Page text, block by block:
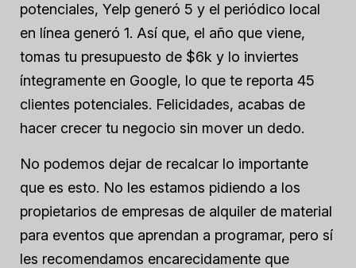
potenciales, Yelp generó 5 y el periódico local
en línea generó 1. Así que, el año que viene,
tomas tu presupuesto de $6k y lo inviertes
íntegramente en Google, lo que te reporta 45
clientes potenciales. Felicidades, acabas de
hacer crecer tu negocio sin mover un dedo.
No podemos dejar de recalcar lo importante
que es esto. No les estamos pidiendo a los
propietarios de empresas de alquiler de material
para eventos que aprendan a programar, pero sí
les recomendamos encarecidamente que